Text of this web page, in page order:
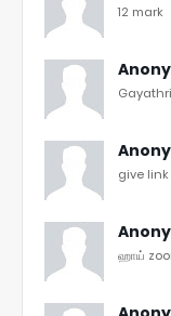
12 mark
give
ஹாய்